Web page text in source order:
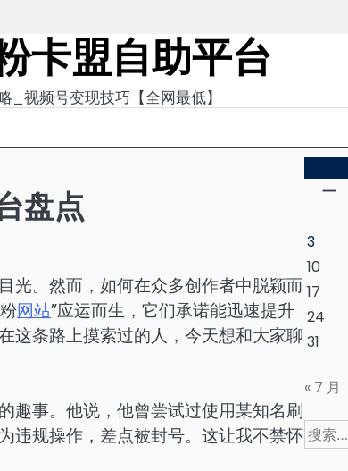
卡盟自助平台
_视频号变现技巧【全网最低】
盘点
光。然而，如何在众多创作者中脱颖而
网站”应运而生，它们承诺能迅速提升
这条路上摸索过的人，今天想和大家聊
趣事。他说，他曾尝试过使用某知名刷
违规操作，差点被封号。这让我不禁怀
一
3
10
17
24
31
« 7 月
搜
索：